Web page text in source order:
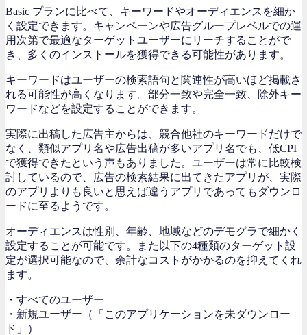
Basic プランに比べて、キーワードやオーディエンスを細か
く設定できます。キャンペーンや広告グループレベルでの運
用次第で最適なターゲットユーザーにリーチすることがで
き、多くのインストールを獲得できる可能性があります。
キーワードはユーザーの検索語句と関連性が高いほど掲載さ
れる可能性が高くなります。部分一致や完全一致、除外キー
ワードなどを設定することができます。
実際に出稿した広告主からは、競合他社のキーワードだけで
なく、類似アプリ名や広告出稿が多いアプリ名でも、低CPI
で獲得できたという声もありました。ユーザーは常に比較検
討しているので、広告の検索結果に出てきたアプリが、実際
のアプリよりも良いと思えば違うアプリであってもダウンロ
ードに至るようです。
オーディエンスは性別、年齢、地域などのデモグラで細かく
設定することが可能です。また以下の4種類のターゲット設
定が選択可能なので、余計なコストがかかるのを抑えてくれ
ます。
・すべてのユーザー
・新規ユーザー（「このアプリケーションを未ダウンロー
ド」）